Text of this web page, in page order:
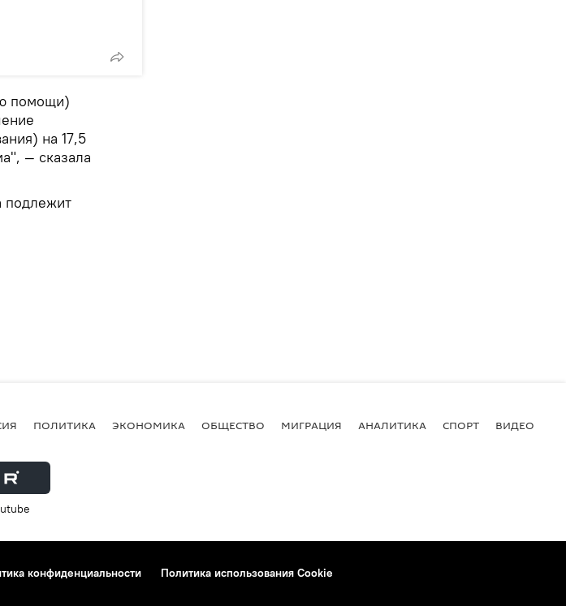
помощи)
на 17,5
— сказала
подлежит
ПОЛИТИКА ЭКОНОМИКА ОБЩЕСТВО МИГРАЦИЯ АНАЛИТИКА СПОРТ ВИДЕО
конфиденциальности
Политика использования Cookie